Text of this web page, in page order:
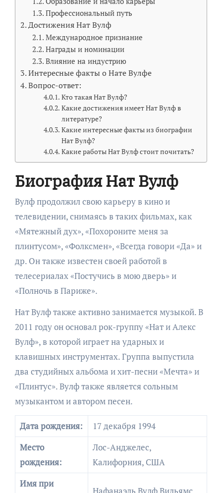
Профессиональный путь
Достижения Нат Вулф
Международное признание
Награды и номинации
Влияние на индустрию
Интересные факты о Нате Вулфе
Вопрос-ответ:
Кто такая Нат Вулф?
Какие достижения имеет Нат Вулф в
литературе?
Какие интересные факты из биографии
Нат Вулф?
Какие работы Нат Вулф стоит почитать?
Биография Нат Вулф
Вулф продолжил свою карьеру в кино и
телевидении, снимаясь в таких фильмах, как
«Мятежный дух», «Похороните меня за
плинтусом», «Фолксмен», «Всегда говори «Да» и
др. Он также известен своей работой в
телесериалах «Постучись в мою дверь» и
«Полночь в Париже».
Нат Вулф также активно занимается музыкой. В
2011 году он основал рок-группу «Нат и Алекс
Вулф», в которой играет на ударных и
клавишных инструментах. Группа выпустила
два студийных альбома и хит-песни «Мечта» и
«Плинтус». Вулф также является сольным
музыкантом и автором песен.
Дата рождения:
17 декабря 1994
Место
рождения:
Лос-Анджелес,
Калифорния, США
Имя при